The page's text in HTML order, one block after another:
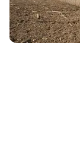
22 OCT. 2022